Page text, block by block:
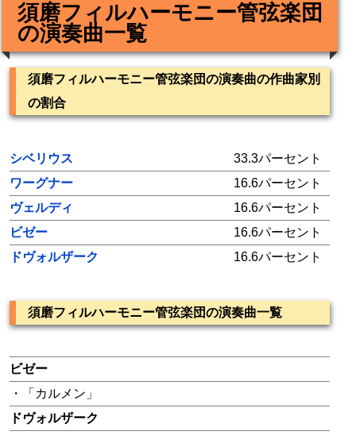
須磨フィルハーモニー管弦楽団
の演奏曲一覧
須磨フィルハーモニー管弦楽団の演奏曲の作曲家別
の割合
シベリウス
33.3パーセント
ワーグナー
16.6パーセント
ヴェルディ
16.6パーセント
ビゼー
16.6パーセント
ドヴォルザーク
16.6パーセント
須磨フィルハーモニー管弦楽団の演奏曲一覧
ビゼー
・「カルメン」
ドヴォルザーク